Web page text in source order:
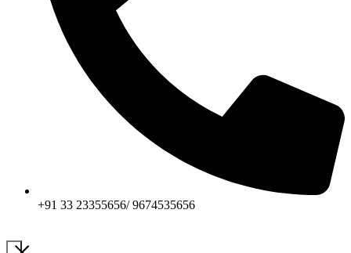
+91 33 23355656/ 9674535656